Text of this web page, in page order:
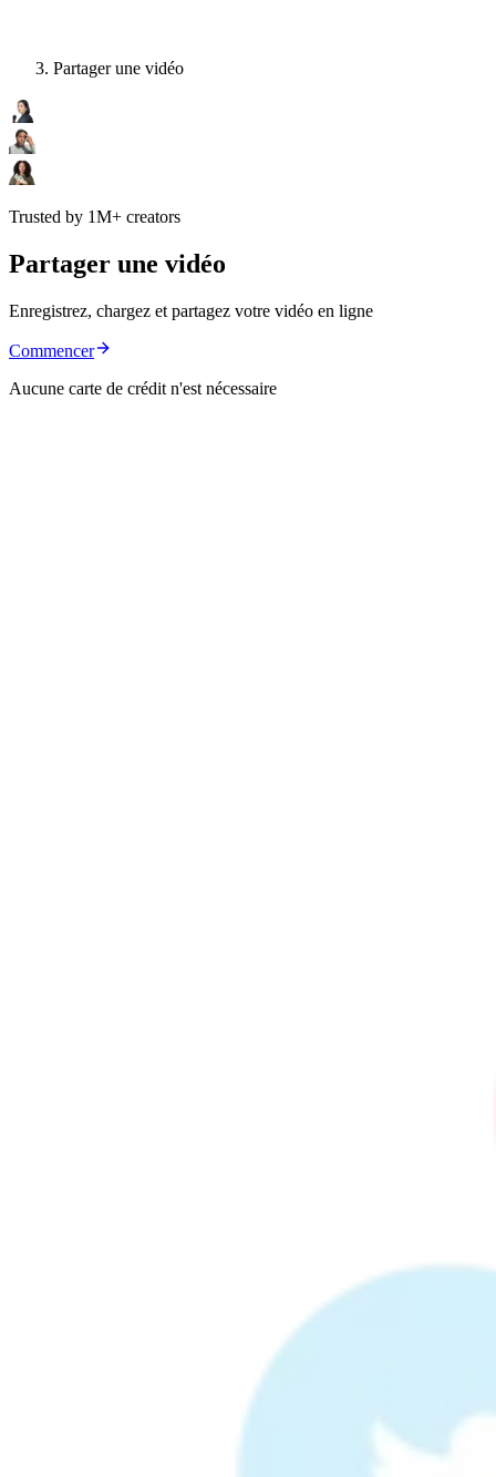
Partager une vidéo
Trusted by 1M+ creators
Partager une vidéo
Enregistrez, chargez et partagez votre vidéo en ligne
Commencer
Aucune carte de crédit n'est nécessaire